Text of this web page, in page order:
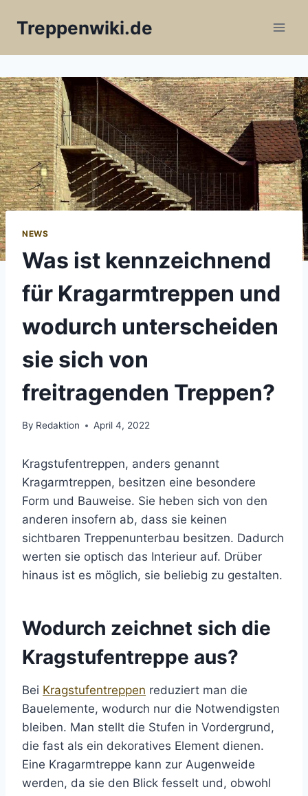
Treppenwiki.de
NEWS
Was ist kennzeichnend
für Kragarmtreppen und
wodurch unterscheiden
sie sich von
freitragenden Treppen?
By Redaktion April 4, 2022
Kragstufentreppen, anders genannt
Kragarmtreppen, besitzen eine besondere
Form und Bauweise. Sie heben sich von den
anderen insofern ab, dass sie keinen
sichtbaren Treppenunterbau besitzen. Dadurch
werten sie optisch das Interieur auf. Drüber
hinaus ist es möglich, sie beliebig zu gestalten.
Wodurch zeichnet sich die
Kragstufentreppe aus?
Bei Kragstufentreppen reduziert man die
Bauelemente, wodurch nur die Notwendigsten
bleiben. Man stellt die Stufen in Vordergrund,
die fast als ein dekoratives Element dienen.
Eine Kragarmtreppe kann zur Augenweide
werden, da sie den Blick fesselt und, obwohl